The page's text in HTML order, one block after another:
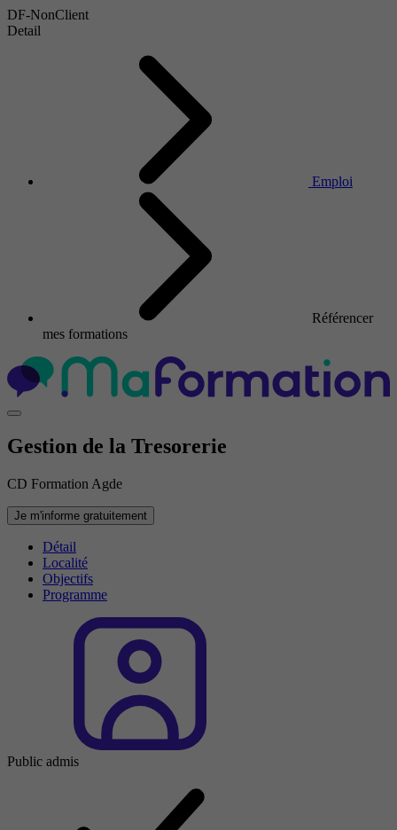
DF-NonClient
Detail
Emploi
Référencer
mes formations
Gestion de la Tresorerie
CD Formation Agde
Je m'informe gratuitement
Détail
Localité
Objectifs
Programme
Public admis